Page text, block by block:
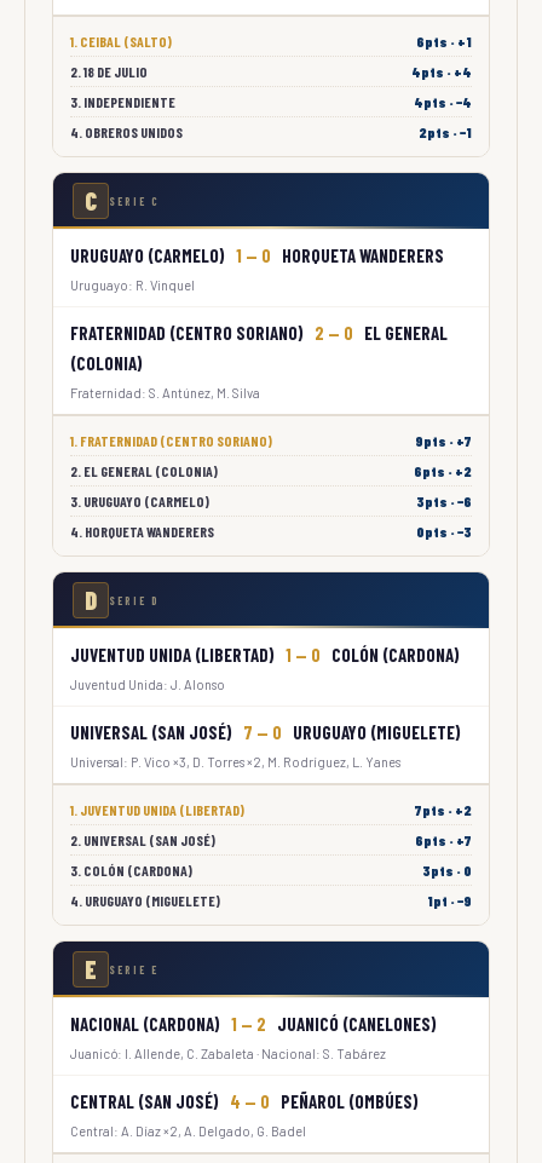
1. CEIBAL (SALTO)
6pts · +1
2. 18 DE JULIO
4pts · +4
3. INDEPENDIENTE
4pts · −4
4. OBREROS UNIDOS
2pts · −1
C SERIE C
URUGUAYO (CARMELO) 1 — 0 HORQUETA WANDERERS
Uruguayo: R. Vinquel
FRATERNIDAD (CENTRO SORIANO) 2 — 0
EL GENERAL
(COLONIA)
Fraternidad: S. Antúnez, M. Silva
1. FRATERNIDAD (CENTRO SORIANO)
9pts · +7
2. EL GENERAL (COLONIA)
6pts · +2
3. URUGUAYO (CARMELO)
3pts · −6
4. HORQUETA WANDERERS
0pts · −3
D SERIE D
JUVENTUD UNIDA (LIBERTAD) 1 — 0 COLÓN (CARDONA)
Juventud Unida: J. Alonso
UNIVERSAL (SAN JOSÉ) 7 — 0 URUGUAYO (MIGUELETE)
Universal: P. Vico ×3, D. Torres ×2, M. Rodríguez, L. Yanes
1. JUVENTUD UNIDA (LIBERTAD)
7pts · +2
2. UNIVERSAL (SAN JOSÉ)
6pts · +7
3. COLÓN (CARDONA)
3pts · 0
4. URUGUAYO (MIGUELETE)
1pt · −9
E SERIE E
NACIONAL (CARDONA) 1 — 2 JUANICÓ (CANELONES)
Juanicó: I. Allende, C. Zabaleta · Nacional: S. Tabárez
CENTRAL (SAN JOSÉ) 4 — 0 PEÑAROL (OMBÚES)
Central: A. Díaz ×2, A. Delgado, G. Badel